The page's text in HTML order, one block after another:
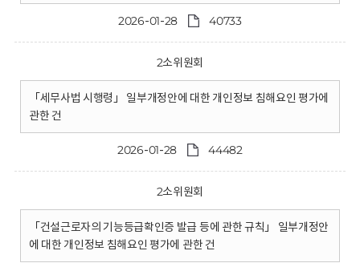
2026-01-28 40733
2소위원회
「세무사법 시행령」 일부개정안에 대한 개인정보 침해요인 평가에
관한 건
2026-01-28 44482
2소위원회
「건설근로자의 기능등급확인증 발급 등에 관한 규칙」 일부개정안
에 대한 개인정보 침해요인 평가에 관한 건